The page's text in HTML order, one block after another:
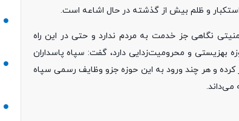
استکبار و ظلم بیش از گذشته در حال اشاعه است.
نگاهی جز خدمت به مردم ندارد و حتی در این راه
بهزیستی و محرومیت‌زدایی دارد، گفت: سپاه پاسداران
و هر چند ورود به این حوزه جزو وظایف رسمی سپاه
می‌داند.